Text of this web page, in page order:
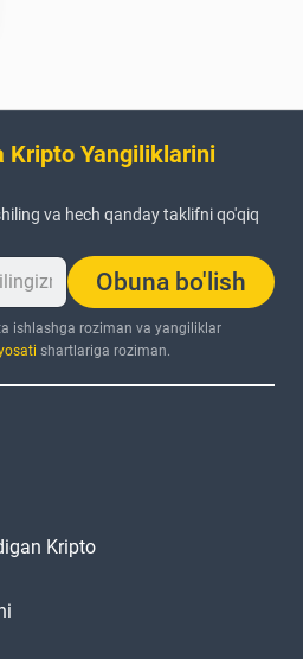
Kripto Yangiliklarini
va hech qanday taklifni qo'qiq
Obuna bo'lish
ishlashga roziman va yangiliklar
shartlariga roziman.
Kripto